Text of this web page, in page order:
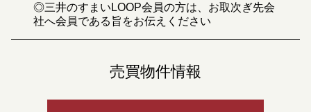
◎三井のすまいLOOP会員の方は、お取次ぎ先会
社へ会員である旨をお伝えください
売買物件情報